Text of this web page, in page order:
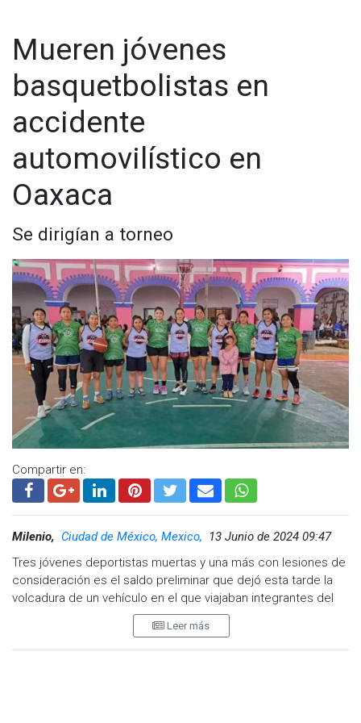
Mueren jóvenes
basquetbolistas en
accidente
automovilístico en
Oaxaca
Se dirigían a torneo
Compartir en:
Milenio, Ciudad de México, Mexico,
13 Junio de 2024 09:47
Tres jóvenes deportistas muertas y una más con lesiones de
consideración es el saldo preliminar que dejó esta tarde la
volcadura de un vehículo en el que viajaban integrantes del
equipo femenil de baloncesto del municipio de Santa Cruz
Itundujia, en la región de la Mixteca de Oaxaca.
Leer más